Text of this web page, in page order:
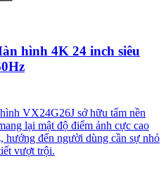
hình 4K 24 inch siêu
VX24G26J sở hữu tấm nền
lại mật độ điểm ảnh cực cao
hướng đến người dùng cần sự nhỏ
vượt trội.